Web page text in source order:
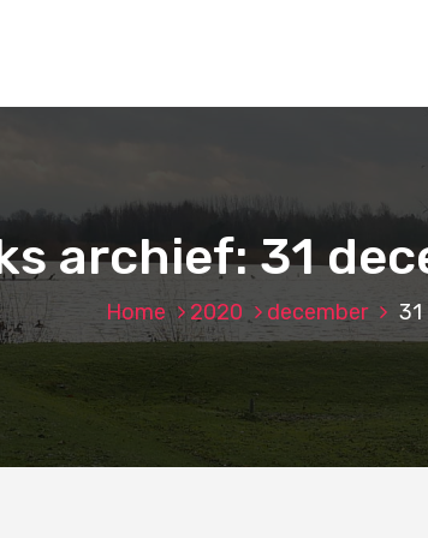
archief: 31
Home 2020 december 31